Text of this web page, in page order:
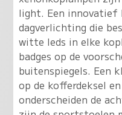
light. Een innovatief
dagverlichting die
witte leds in elke
badges op de
buitenspiegels. Een
op de kofferdeksel
onderscheiden de